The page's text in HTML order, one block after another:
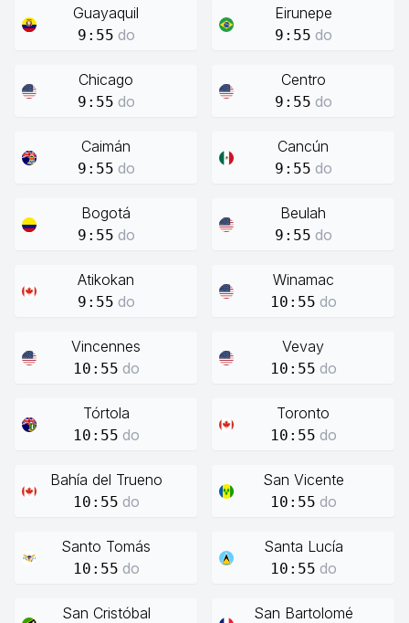
Guayaquil
9:55 do
Eirunepe
9:55 do
Chicago
9:55 do
Centro
9:55 do
Caimán
9:55 do
Cancún
9:55 do
Bogotá
9:55 do
Beulah
9:55 do
Atikokan
9:55 do
Winamac
10:55 do
Vincennes
10:55 do
Vevay
10:55 do
Tórtola
10:55 do
Toronto
10:55 do
Bahía del Trueno
10:55 do
San Vicente
10:55 do
Santo Tomás
10:55 do
Santa Lucía
10:55 do
San Cristóbal San Bartolomé